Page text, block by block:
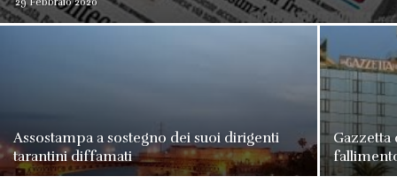
29 Febbraio 2020
Assostampa a sostegno dei suoi dirigenti
tarantini diffamati